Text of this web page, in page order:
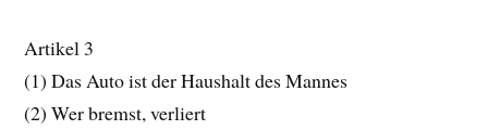
Artikel 3
(1) Das Auto ist der Haushalt des Mannes
(2) Wer bremst, verliert